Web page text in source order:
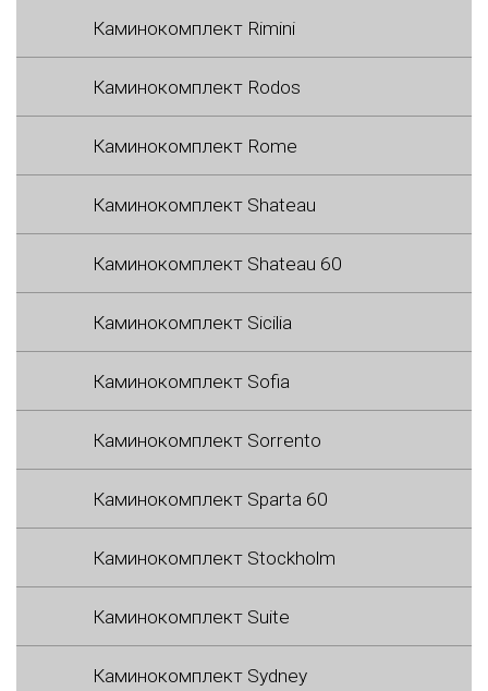
Каминокомплект Rimini
Каминокомплект Rodos
Каминокомплект Rome
Каминокомплект Shateau
Каминокомплект Shateau 60
Каминокомплект Sicilia
Каминокомплект Sofia
Каминокомплект Sorrento
Каминокомплект Sparta 60
Каминокомплект Stockholm
Каминокомплект Suite
Каминокомплект Sydney